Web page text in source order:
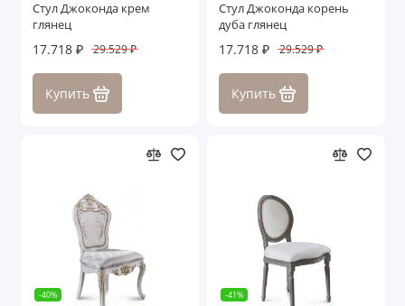
Стул Джоконда крем
глянец
17.718 ₽ 29.529 ₽
Купить
Стул Джоконда корень
дуба глянец
17.718 ₽ 29.529 ₽
Купить
-40%
-41%